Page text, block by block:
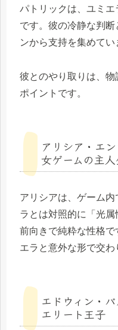
パトリックは、ユミ
です。彼の冷静な判
ンから支持を集めてい
彼とのやり取りは、
ポイントです。
アリシア・エ
女ゲームの主人
アリシアは、ゲーム
ラとは対照的に「光
前向きで純粋な性格で
エラと意外な形で交わ
エドウィン・
エリート王子